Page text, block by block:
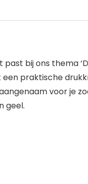
bij ons thema
een praktische
voor je
geel.